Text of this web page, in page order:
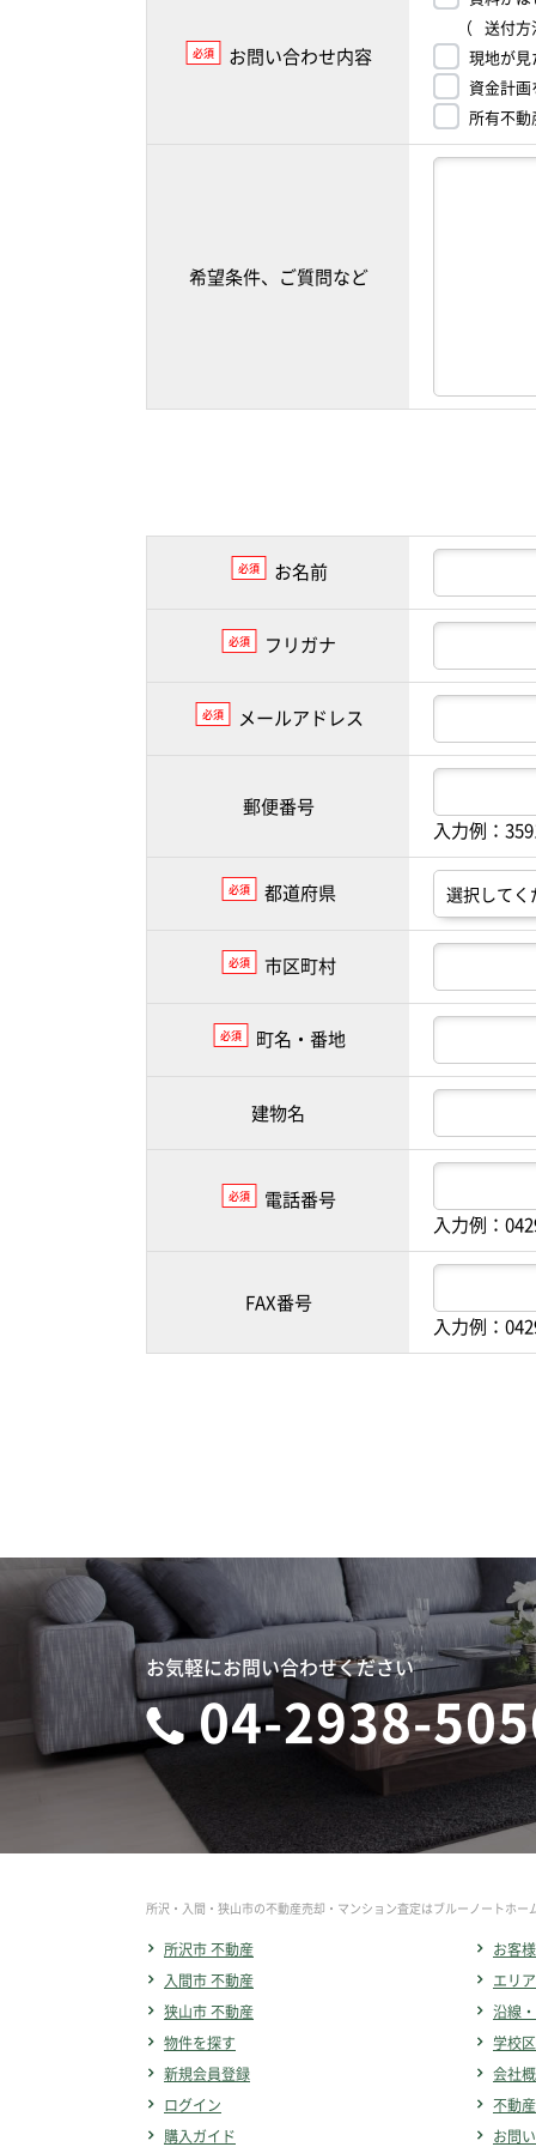
必須 お問い合わせ内容
（ 送付方
現地が見
資金計画
所有不
希望条件、ご質問など
必須 お名前
必須 フリガナ
必須 メールアドレス
郵便番号
入力例：
必須 都道府県
必須 市区町村
必須 町名・番地
建物名
必須
電話番号
入力例：
FAX番号
入力例：
お気軽にお問い合わせください
04-2938-
所沢・入間・狭山市の不動産売却・マンション査定はブルーノートホー
所沢市 不動産
入間市 不動産
狭山市 不動産
物件を探す
新規会員登録
ログイン
購入ガイド
お客
エリ
沿線
学校
会社
不動
お問